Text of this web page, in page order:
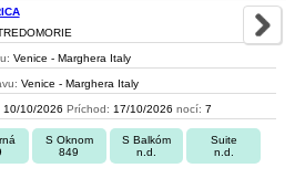
Venice - Marghera Italy
Venice - Marghera Italy
10/10/2026 Príchod: 17/10/2026 nocí: 7
S Oknom
849
S Balkóm
n.d.
Suite
n.d.